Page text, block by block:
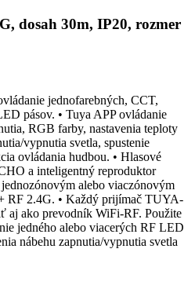
dosah 30m, IP20, rozmer
jednofarebných, CCT,
pásov. • Tuya APP ovládanie
RGB farby, nastavenia teploty
vypnutia svetla, spustenie
ovládania hudbou. • Hlasové
a inteligentný reproduktor
alebo viaczónovým
RF 2.4G. • Každý prijímač TUYA-
aj ako prevodník WiFi-RF. Použite
jedného alebo viacerých RF LED
nábehu zapnutia/vypnutia svetla